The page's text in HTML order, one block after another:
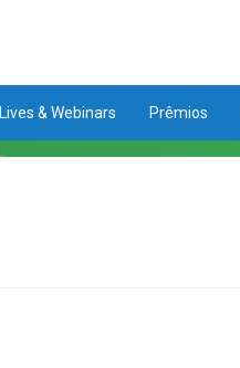
Lives & Webinars Prêmios